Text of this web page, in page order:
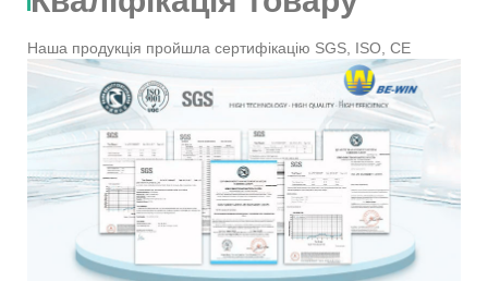
Наша продукція пройшла сертифікацію SGS, ISO, CE